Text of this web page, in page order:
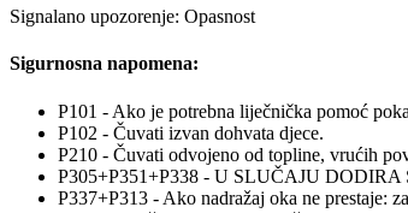
Signalano upozorenje: Opasnost
Sigurnosna napomena:
P101 - Ako je potrebna liječnička pomoć
P102 - Čuvati izvan dohvata djece.
P210 - Čuvati odvojeno od topline, vrućih
P305+P351+P338 - U SLUČAJU DODIRA
P337+P313 - Ako nadražaj oka ne prestaje: